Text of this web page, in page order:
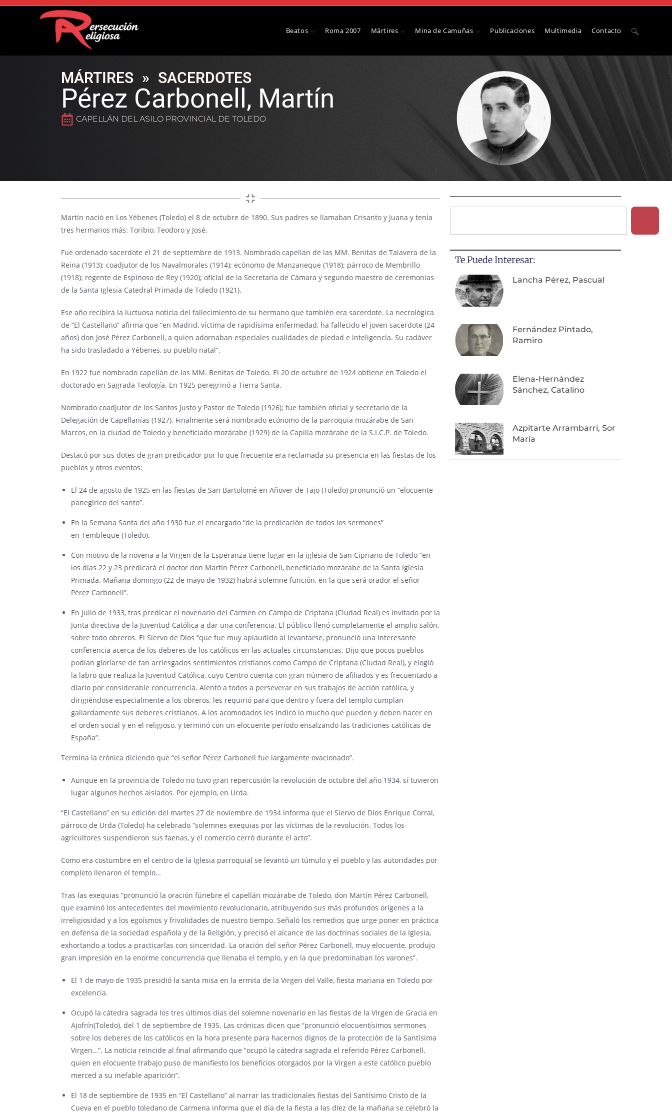
Beatos Roma 2007 Mártires Mina de Camuñas Publicaciones Multimedia Contacto
MÁRTIRES » SACERDOTES
Pérez Carbonell, Martín
CAPELLÁN DEL ASILO PROVINCIAL DE TOLEDO
Martín nació en Los Yébenes (Toledo) el 8 de octubre de 1890. Sus padres se llamaban Crisanto y Juana y tenía
tres hermanos más: Toribio, Teodoro y José.
Fue ordenado sacerdote el 21 de septiembre de 1913. Nombrado capellán de las MM. Benitas de Talavera de la
Reina (1913); coadjutor de los Navalmorales (1914); ecónomo de Manzaneque (1918); párroco de Membrillo
(1918); regente de Espinoso de Rey (1920); oficial de la Secretaría de Cámara y segundo maestro de ceremonias
de la Santa Iglesia Catedral Primada de Toledo (1921).
Ese año recibirá la luctuosa noticia del fallecimiento de su hermano que también era sacerdote. La necrológica
de “El Castellano” afirma que “en Madrid, víctima de rapidísima enfermedad, ha fallecido el joven sacerdote (24
años) don José Pérez Carbonell, a quien adornaban especiales cualidades de piedad e inteligencia. Su cadáver
ha sido trasladado a Yébenes, su pueblo natal”.
En 1922 fue nombrado capellán de las MM. Benitas de Toledo. El 20 de octubre de 1924 obtiene en Toledo el
doctorado en Sagrada Teología. En 1925 peregrinó a Tierra Santa.
Nombrado coadjutor de los Santos Justo y Pastor de Toledo (1926); fue también oficial y secretario de la
Delegación de Capellanías (1927). Finalmente será nombrado ecónomo de la parroquia mozárabe de San
Marcos, en la ciudad de Toledo y beneficiado mozárabe (1929) de la Capilla mozárabe de la S.I.C.P. de Toledo.
Destacó por sus dotes de gran predicador por lo que frecuente era reclamada su presencia en las fiestas de los
pueblos y otros eventos:
El 24 de agosto de 1925 en las fiestas de San Bartolomé en Añover de Tajo (Toledo) pronunció un “elocuente
panegírico del santo”.
En la Semana Santa del año 1930 fue el encargado “de la predicación de todos los sermones”
en Tembleque (Toledo).
Con motivo de la novena a la Virgen de la Esperanza tiene lugar en la iglesia de San Cipriano de Toledo “en
los días 22 y 23 predicará el doctor don Martín Pérez Carbonell, beneficiado mozárabe de la Santa Iglesia
Primada. Mañana domingo (22 de mayo de 1932) habrá solemne función, en la que será orador el señor
Pérez Carbonell”.
En julio de 1933, tras predicar el novenario del Carmen en Campo de Criptana (Ciudad Real) es invitado por la
Junta directiva de la Juventud Católica a dar una conferencia. El público llenó completamente el amplio salón,
sobre todo obreros. El Siervo de Dios “que fue muy aplaudido al levantarse, pronunció una interesante
conferencia acerca de los deberes de los católicos en las actuales circunstancias. Dijo que pocos pueblos
podían gloriarse de tan arriesgados sentimientos cristianos como Campo de Criptana (Ciudad Real), y elogió
la labro que realiza la Juventud Católica, cuyo Centro cuenta con gran número de afiliados y es frecuentado a
diario por considerable concurrencia. Alentó a todos a perseverar en sus trabajos de acción católica, y
dirigiéndose especialmente a los obreros, les requirió para que dentro y fuera del templo cumplan
gallardamente sus deberes cristianos. A los acomodados les indicó lo mucho que pueden y deben hacer en
el orden social y en el religioso, y terminó con un elocuente período ensalzando las tradiciones católicas de
España”.
Termina la crónica diciendo que “el señor Pérez Carbonell fue largamente ovacionado”.
Aunque en la provincia de Toledo no tuvo gran repercusión la revolución de octubre del año 1934, sí tuvieron
lugar algunos hechos aislados. Por ejemplo, en Urda.
“El Castellano” en su edición del martes 27 de noviembre de 1934 informa que el Siervo de Dios Enrique Corral,
párroco de Urda (Toledo) ha celebrado “solemnes exequias por las víctimas de la revolución. Todos los
agricultores suspendieron sus faenas, y el comercio cerró durante el acto”.
Como era costumbre en el centro de la Iglesia parroquial se levantó un túmulo y el pueblo y las autoridades por
completo llenaron el templo…
Tras las exequias “pronunció la oración fúnebre el capellán mozárabe de Toledo, don Martín Pérez Carbonell,
que examinó los antecedentes del movimiento revolucionario, atribuyendo sus más profundos orígenes a la
irreligiosidad y a los egoísmos y frivolidades de nuestro tiempo. Señaló los remedios que urge poner en práctica
en defensa de la sociedad española y de la Religión, y precisó el alcance de las doctrinas sociales de la Iglesia,
exhortando a todos a practicarlas con sinceridad. La oración del señor Pérez Carbonell, muy elocuente, produjo
gran impresión en la enorme concurrencia que llenaba el templo, y en la que predominaban los varones”.
El 1 de mayo de 1935 presidió la santa misa en la ermita de la Virgen del Valle, fiesta mariana en Toledo por
excelencia.
Ocupó la cátedra sagrada los tres últimos días del solemne novenario en las fiestas de la Virgen de Gracia en
Ajofrín(Toledo), del 1 de septiembre de 1935. Las crónicas dicen que “pronunció elocuentísimos sermones
sobre los deberes de los católicos en la hora presente para hacernos dignos de la protección de la Santísima
Virgen…”. La noticia reincide al final afirmando que “ocupó la cátedra sagrada el referido Pérez Carbonell,
quien en elocuente trabajo puso de manifiesto los beneficios otorgados por la Virgen a este católico pueblo
merced a su inefable aparición”.
El 18 de septiembre de 1935 en “El Castellano” al narrar las tradicionales fiestas del Santísimo Cristo de la
Cueva en el pueblo toledano de Carmena informa que el día de la fiesta a las diez de la mañana se celebró la
Te Puede Interesar:
Lancha Pérez, Pascual
Fernández Pintado,
Ramiro
Elena-Hernández
Sánchez, Catalino
Azpitarte Arrambarri, Sor
María